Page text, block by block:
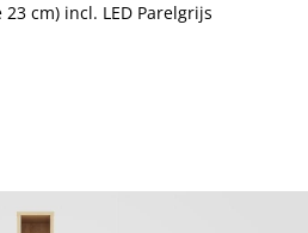
cm) incl. LED Parelgrijs